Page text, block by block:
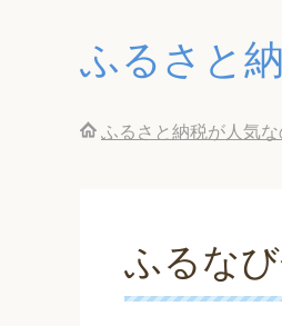
ふるさと
ふるさと納税が人気
ふるな